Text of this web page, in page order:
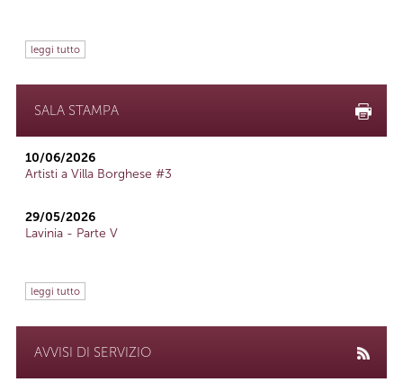
leggi tutto
SALA STAMPA
10/06/2026
Artisti a Villa Borghese #3
29/05/2026
Lavinia - Parte V
leggi tutto
AVVISI DI SERVIZIO